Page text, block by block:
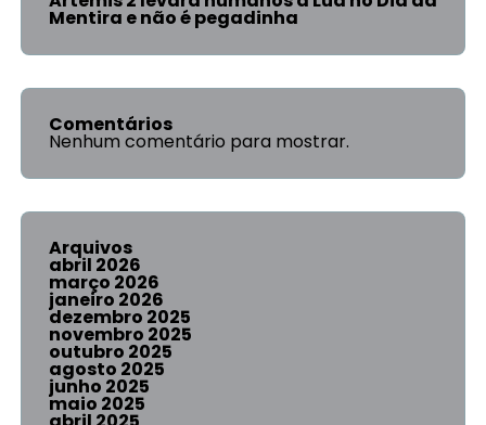
Mentira e não é pegadinha
Comentários
Nenhum comentário para mostrar.
Arquivos
abril 2026
março 2026
janeiro 2026
dezembro 2025
novembro 2025
outubro 2025
agosto 2025
junho 2025
maio 2025